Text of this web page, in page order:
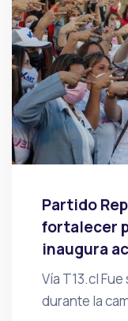
Partido
fortalecer
inaugura
Vía T13.cl
durante la